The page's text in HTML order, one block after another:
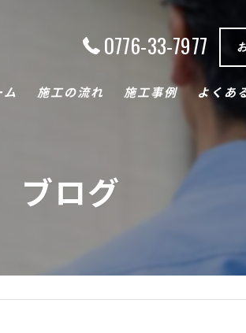
0776-33-7977
施工の流れ 施工事例 よくあ
ブログ